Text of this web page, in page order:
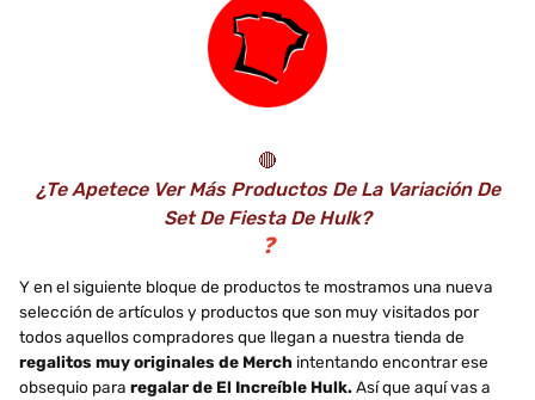
🔴
¿Te Apetece Ver Más Productos De La Variación De
Set De Fiesta De Hulk?
❓
Y en el siguiente bloque de productos te mostramos una nueva
selección de artículos y productos que son muy visitados por
todos aquellos compradores que llegan a nuestra tienda de
regalitos muy originales de Merch intentando encontrar ese
obsequio para regalar de El Increíble Hulk.Así que aquí vas a